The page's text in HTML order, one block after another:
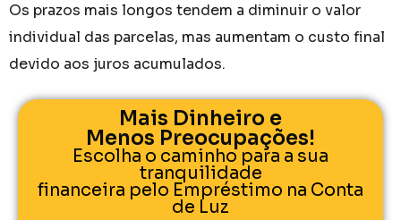
Os prazos mais longos tendem a diminuir o valor
individual das parcelas, mas aumentam o custo final
devido aos juros acumulados.
Mais Dinheiro e
Menos Preocupações!
Escolha o caminho para a sua
tranquilidade
financeira pelo Empréstimo na Conta
de Luz